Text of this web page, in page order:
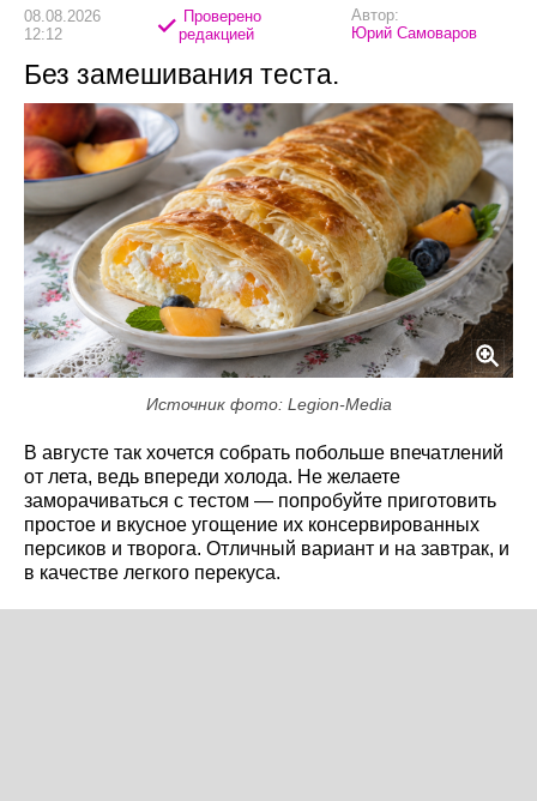
08.08.2026
12:12
Проверено
редакцией
Автор:
Юрий Самоваров
Без замешивания теста.
Источник фото: Legion-Media
В августе так хочется собрать побольше впечатлений
от лета, ведь впереди холода. Не желаете
заморачиваться с тестом — попробуйте приготовить
простое и вкусное угощение их консервированных
персиков и творога. Отличный вариант и на завтрак, и
в качестве легкого перекуса.